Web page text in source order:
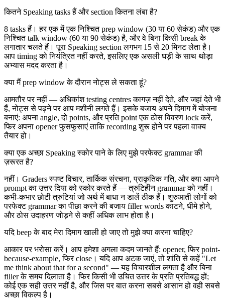
कितने Speaking tasks हैं और section कितना लंबा है?
8 tasks हैं। हर एक में एक निश्चित prep window (30 या 60 सेकंड) और एक
निश्चित talk window (60 या 90 सेकंड) है, और वे बिना किसी break के
लगातार चलते हैं। पूरा Speaking section लगभग 15 से 20 मिनट लेता है।
आप timing को नियंत्रित नहीं करते, इसलिए एक असली घड़ी के साथ थोड़ा
अभ्यास मदद करता है।
क्या मैं prep window के दौरान नोट्स ले सकता हूं?
आमतौर पर नहीं — अधिकांश testing centres कागज़ नहीं देते, और जहां देते भी
हैं, नोट्स से पढ़ने पर आप मशीनी लगते हैं। इसके बजाय अपने दिमाग में योजना
बनाएं: अपना angle, दो points, और प्रति point एक ठोस विवरण lock करें,
फिर अपना opener फुसफुसाएं ताकि recording शुरू होने पर पहला वाक्य
तैयार हो।
क्या एक अच्छा Speaking स्कोर पाने के लिए मुझे परफेक्ट grammar की
ज़रूरत है?
नहीं। Graders स्पष्ट विचार, तार्किक संरचना, प्राकृतिक गति, और क्या आपने
prompt का उत्तर दिया को स्कोर करते हैं — त्रुटिहीन grammar को नहीं।
कभी-कभार छोटी त्रुटियां जो अर्थ में बाधा न डालें ठीक हैं। शुरुआती लोगों को
परफेक्ट grammar का पीछा करने की बजाय filler words काटने, धीमे होने,
और ठोस उदाहरण जोड़ने से कहीं अधिक लाभ होता है।
यदि beep के बाद मेरा दिमाग खाली हो जाए तो मुझे क्या करना चाहिए?
आकार पर भरोसा करें। आप हमेशा अगला कदम जानते हैं: opener, फिर point-
because-example, फिर close। यदि आप अटक जाएं, तो शांति से कहें "Let
me think about that for a second" — यह विचारशील लगता है और बिना
filler के समय दिलाता है। फिर किसी भी उचित उत्तर के प्रति प्रतिबद्ध हों;
कोई एक सही उत्तर नहीं है, और जिस पर बात करना सबसे आसान हो वही सबसे
अच्छा विकल्प है।